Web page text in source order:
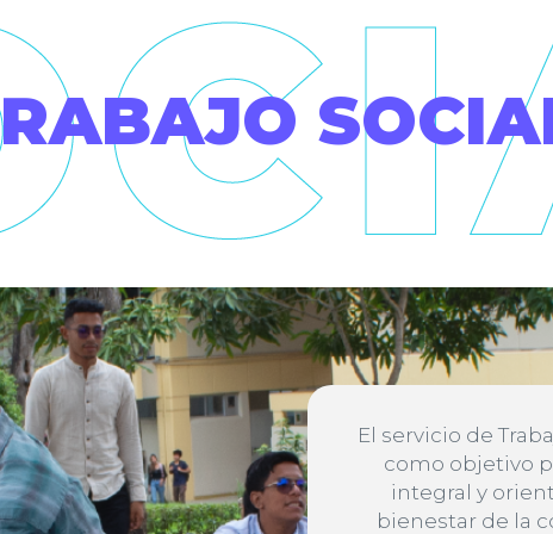
El servicio de
como objetivo
integral y
bienestar de la